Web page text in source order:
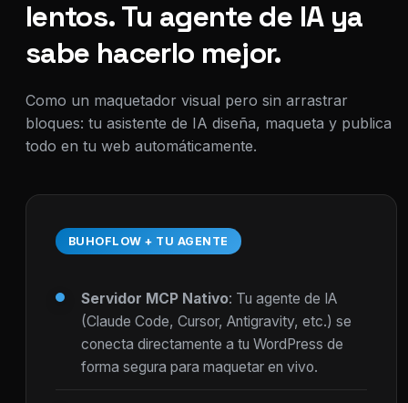
lentos. Tu agente de IA ya
sabe hacerlo mejor.
Como un maquetador visual pero sin arrastrar
bloques: tu asistente de IA diseña, maqueta y publica
todo en tu web automáticamente.
BUHOFLOW + TU AGENTE
Servidor MCP Nativo: Tu agente de IA
(Claude Code, Cursor, Antigravity, etc.) se
conecta directamente a tu WordPress de
forma segura para maquetar en vivo.